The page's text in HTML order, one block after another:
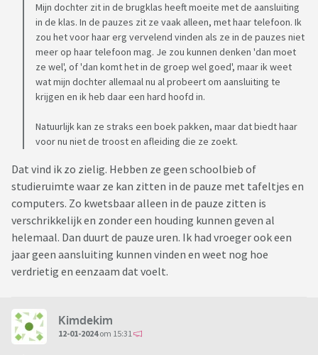
Mijn dochter zit in de brugklas heeft moeite met de aansluiting
in de klas. In de pauzes zit ze vaak alleen, met haar telefoon. Ik
zou het voor haar erg vervelend vinden als ze in de pauzes niet
meer op haar telefoon mag. Je zou kunnen denken 'dan moet
ze wel', of 'dan komt het in de groep wel goed', maar ik weet
wat mijn dochter allemaal nu al probeert om aansluiting te
krijgen en ik heb daar een hard hoofd in.
Natuurlijk kan ze straks een boek pakken, maar dat biedt haar
voor nu niet de troost en afleiding die ze zoekt.
Dat vind ik zo zielig. Hebben ze geen schoolbieb of
studieruimte waar ze kan zitten in de pauze met tafeltjes en
computers. Zo kwetsbaar alleen in de pauze zitten is
verschrikkelijk en zonder een houding kunnen geven al
helemaal. Dan duurt de pauze uren. Ik had vroeger ook een
jaar geen aansluiting kunnen vinden en weet nog hoe
verdrietig en eenzaam dat voelt.
Kimdekim
12-01-2024om 15:31